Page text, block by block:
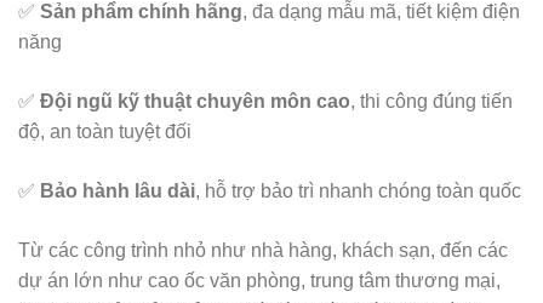
✅ Sản phẩm chính hãng, đa dạng mẫu mã, tiết kiệm điện
năng
✅ Đội ngũ kỹ thuật chuyên môn cao, thi công đúng tiến
độ, an toàn tuyệt đối
✅ Bảo hành lâu dài, hỗ trợ bảo trì nhanh chóng toàn quốc
Từ các công trình nhỏ như nhà hàng, khách sạn, đến các
dự án lớn như cao ốc văn phòng, trung tâm thương mại,